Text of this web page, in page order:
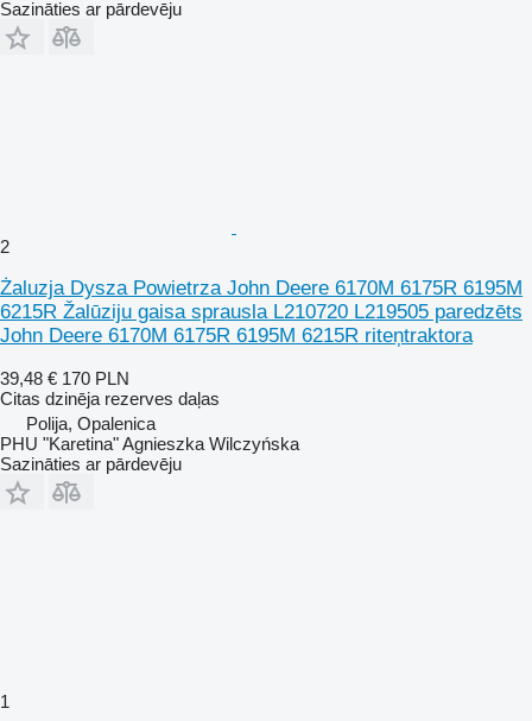
Sazināties ar pārdevēju
2
Żaluzja Dysza Powietrza John Deere 6170M 6175R 6195M
6215R Žalūziju gaisa sprausla L210720 L219505 paredzēts
John Deere 6170M 6175R 6195M 6215R riteņtraktora
39,48 € 170 PLN
Citas dzinēja rezerves daļas
Polija, Opalenica
PHU "Karetina" Agnieszka Wilczyńska
Sazināties ar pārdevēju
1